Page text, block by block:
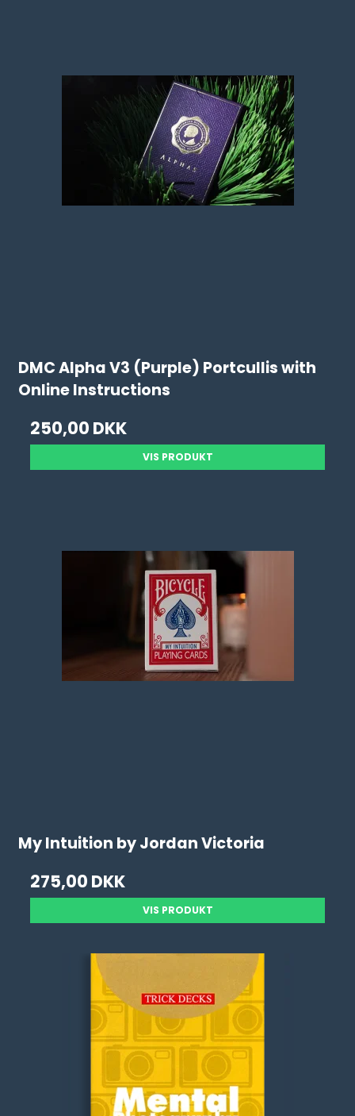
DMC Alpha V3 (Purple) Portcullis with
Online Instructions
250,00 DKK
VIS PRODUKT
My Intuition by Jordan Victoria
275,00 DKK
VIS PRODUKT